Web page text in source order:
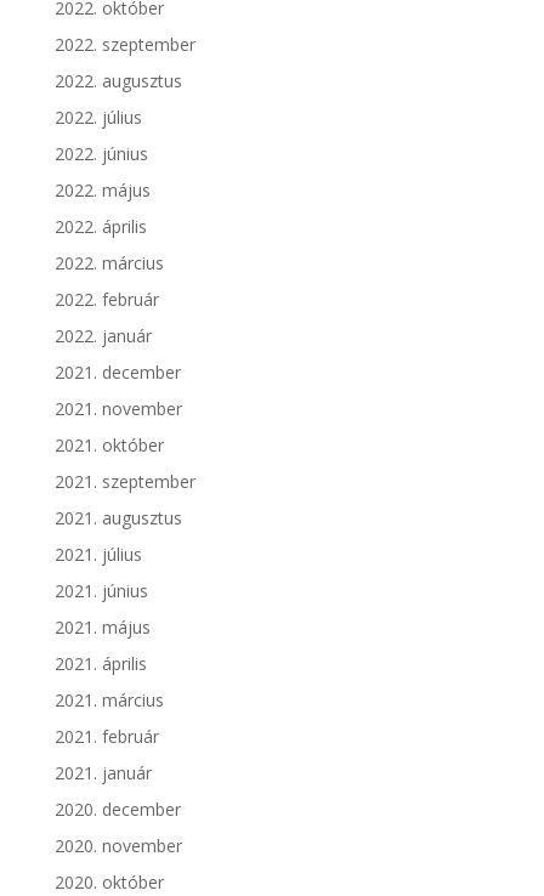
2022. október
2022. szeptember
2022. augusztus
2022. július
2022. június
2022. május
2022. április
2022. március
2022. február
2022. január
2021. december
2021. november
2021. október
2021. szeptember
2021. augusztus
2021. július
2021. június
2021. május
2021. április
2021. március
2021. február
2021. január
2020. december
2020. november
2020. október